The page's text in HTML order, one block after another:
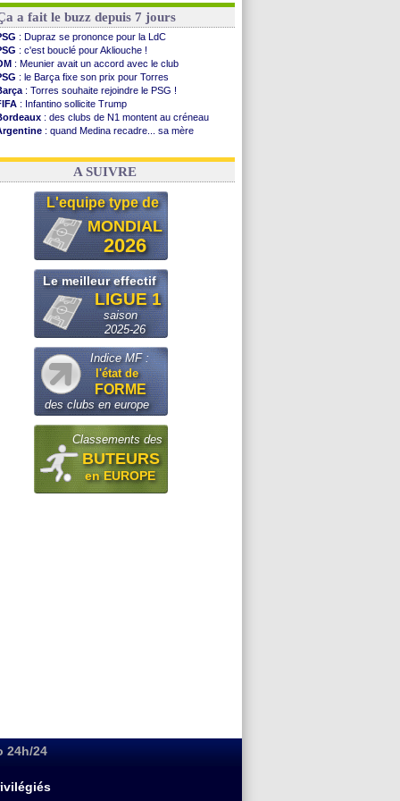
a fait le buzz depuis 7 jours
: Dupraz se prononce pour la LdC
: c'est bouclé pour Akliouche !
: Meunier avait un accord avec le club
: le Barça fixe son prix pour Torres
: Torres souhaite rejoindre le PSG !
: Infantino sollicite Trump
: des clubs de N1 montent au créneau
: quand Medina recadre... sa mère
: Paixão attire un 2e club anglais
A SUIVRE
L'equipe type de
MONDIAL
2026
Le meilleur effectif
LIGUE 1
saison
2025-26
Indice MF :
l'état de
FORME
des clubs en europe
Classements des
BUTEURS
en EUROPE
24h/24